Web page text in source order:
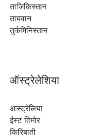
ताजिकिस्तान
तायवान
तुर्कमिनिस्तान
ऑस्ट्रेलेशिया
आस्ट्रेलिया
ईस्ट तिमोर
किरिबाती